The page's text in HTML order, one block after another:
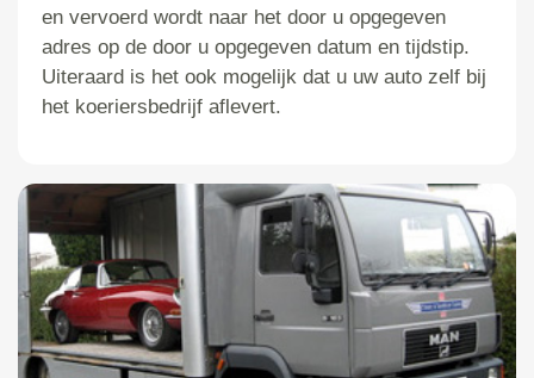
en vervoerd wordt naar het door u opgegeven
adres op de door u opgegeven datum en tijdstip.
Uiteraard is het ook mogelijk dat u uw auto zelf bij
het koeriersbedrijf aflevert.